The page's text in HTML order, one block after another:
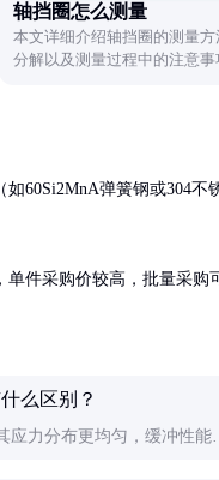
轴挡圈怎么测量
本文详细介绍轴挡圈的测量
分解以及测量过程中的注意
如60Si2MnA弹簧钢或304
件采购价较高，批量采购
么区别？
应力分布更均匀，缓冲性能